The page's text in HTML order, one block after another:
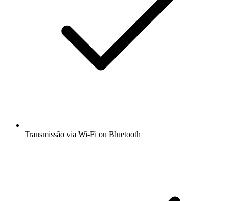
Transmissão via Wi-Fi ou Bluetooth